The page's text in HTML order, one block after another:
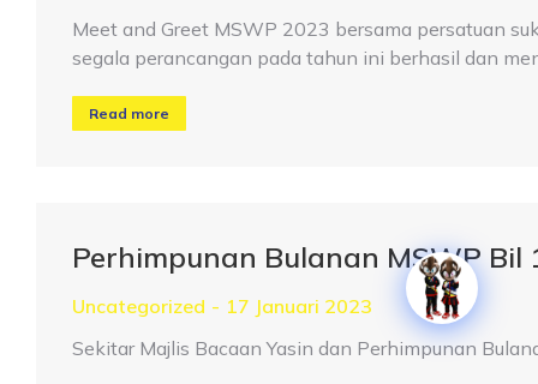
Meet and Greet MSWP 2023 bersama persatuan
segala perancangan pada tahun ini berhasil dan
Read more
Perhimpunan Bulanan MSWP Bil
Uncategorized
17 Januari 2023
Sekitar Majlis Bacaan Yasin dan Perhimpunan